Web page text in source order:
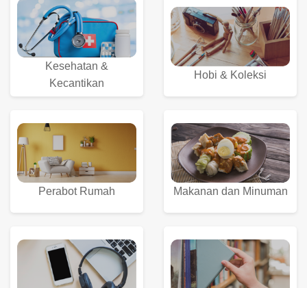
Kesehatan &
Kecantikan
Hobi & Koleksi
Perabot Rumah Makanan dan Minuman